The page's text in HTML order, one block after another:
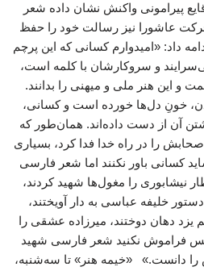
پیرامونی واکنش نشان داده شعر
عاشورا نیز رسالت خود را حفظ
داد: «امیدوارم کسانی که این پرچم
و سروکارشان با کلمه است،
و این هنر ملی و میهنی را بدانند.
خونِ دل‌ها خورده است و کسانی،
آن از دست داده‌اند. همان‌طور که
را در راه خدا فدا کرد، بسیاری
کسانی باور نکنند اما شعر فارسی
نیشابوری را مغول‌ها شهید کردند،
خلیفه عباسی به دار آویختند،
یزد دهان دوختند، میرزاده عشقی را
پس فراموش نکنید شعر فارسی شهید
را دانست.» «خیمه هنر» تا سه‌شنبه،